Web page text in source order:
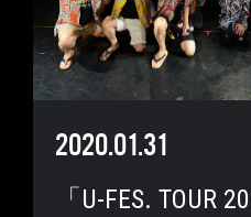
2020.01.31
「U-FES. TOUR